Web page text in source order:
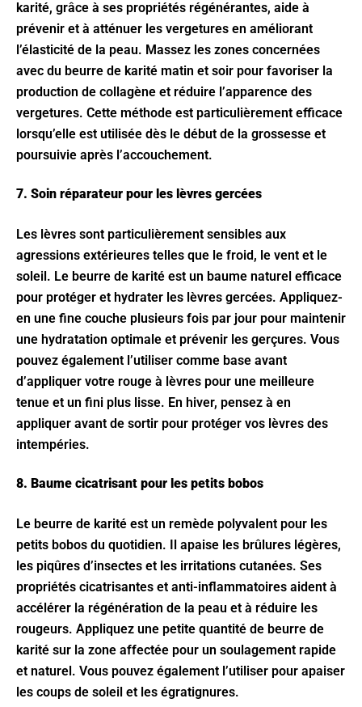
karité, grâce à ses propriétés régénérantes, aide à
prévenir et à atténuer les vergetures en améliorant
l’élasticité de la peau. Massez les zones concernées
avec du beurre de karité matin et soir pour favoriser la
production de collagène et réduire l’apparence des
vergetures. Cette méthode est particulièrement efficace
lorsqu’elle est utilisée dès le début de la grossesse et
poursuivie après l’accouchement.
7. Soin réparateur pour les lèvres gercées
Les lèvres sont particulièrement sensibles aux
agressions extérieures telles que le froid, le vent et le
soleil. Le beurre de karité est un baume naturel efficace
pour protéger et hydrater les lèvres gercées. Appliquez-
en une fine couche plusieurs fois par jour pour maintenir
une hydratation optimale et prévenir les gerçures. Vous
pouvez également l’utiliser comme base avant
d’appliquer votre rouge à lèvres pour une meilleure
tenue et un fini plus lisse. En hiver, pensez à en
appliquer avant de sortir pour protéger vos lèvres des
intempéries.
8. Baume cicatrisant pour les petits bobos
Le beurre de karité est un remède polyvalent pour les
petits bobos du quotidien. Il apaise les brûlures légères,
les piqûres d’insectes et les irritations cutanées. Ses
propriétés cicatrisantes et anti-inflammatoires aident à
accélérer la régénération de la peau et à réduire les
rougeurs. Appliquez une petite quantité de beurre de
karité sur la zone affectée pour un soulagement rapide
et naturel. Vous pouvez également l’utiliser pour apaiser
les coups de soleil et les égratignures.